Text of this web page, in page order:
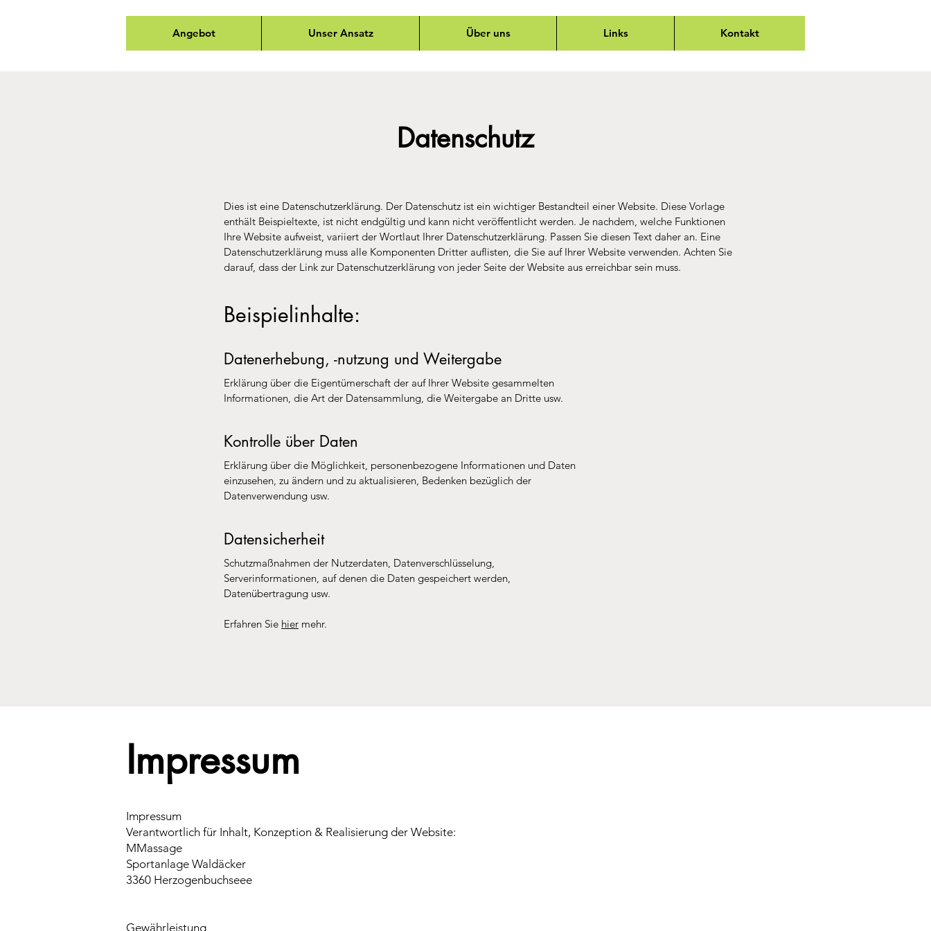
Angebot Unser Ansatz Über uns Links Kontakt
Datenschutz
Dies ist eine Datenschutzerklärung. Der Datenschutz ist ein wichtiger Bestandteil einer Website. Diese Vorlage
enthält Beispieltexte, ist nicht endgültig und kann nicht veröffentlicht werden. Je nachdem, welche Funktionen
Ihre Website aufweist, variiert der Wortlaut Ihrer Datenschutzerklärung. Passen Sie diesen Text daher an. Eine
Datenschutzerklärung muss alle Komponenten Dritter auflisten, die Sie auf Ihrer Website verwenden. Achten Sie
darauf, dass der Link zur Datenschutzerklärung von jeder Seite der Website aus erreichbar sein muss.
Beispielinhalte:
Datenerhebung, -nutzung und Weitergabe
Erklärung über die Eigentümerschaft der auf Ihrer Website gesammelten
Informationen, die Art der Datensammlung, die Weitergabe an Dritte usw.
Kontrolle über Daten
Erklärung über die Möglichkeit, personenbezogene Informationen und Daten
einzusehen, zu ändern und zu aktualisieren, Bedenken bezüglich der
Datenverwendung usw.
Datensicherheit
Schutzmaßnahmen der Nutzerdaten, Datenverschlüsselung,
Serverinformationen, auf denen die Daten gespeichert werden,
Datenübertragung usw.
Erfahren Sie hier mehr.
Impressum
Impressum
Verantwortlich für Inhalt, Konzeption & Realisierung der Website:
MMassage
Sportanlage Waldäcker
3360 Herzogenbuchseee
Gewährleistung